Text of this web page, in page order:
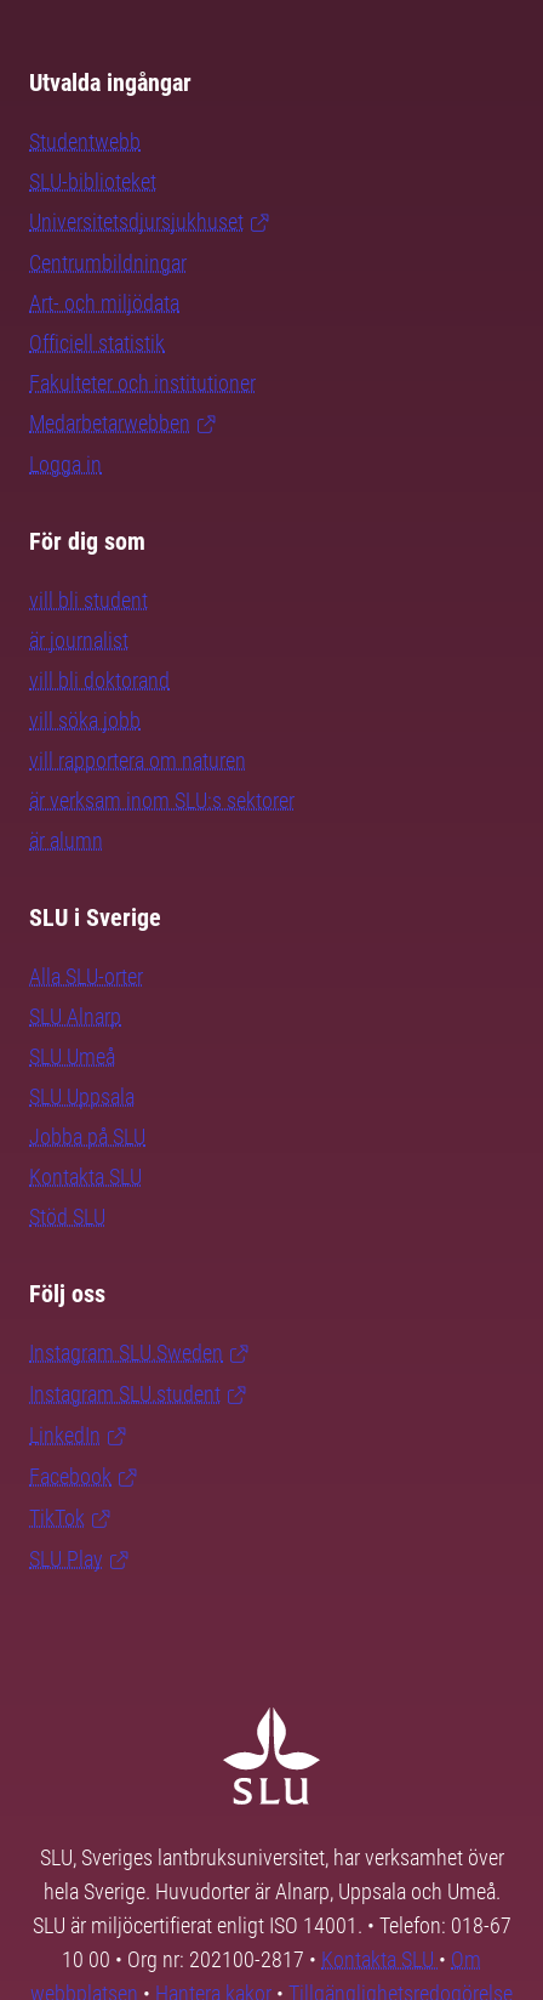
Utvalda ingångar
Studentwebb
SLU-biblioteket
Universitetsdjursjukhuset
Centrumbildningar
Art- och miljödata
Officiell statistik
Fakulteter och institutioner
Medarbetarwebben
Logga in
För dig som
vill bli student
är journalist
vill bli doktorand
vill söka jobb
vill rapportera om naturen
är verksam inom SLU:s sektorer
är alumn
SLU i Sverige
Alla SLU-orter
SLU Alnarp
SLU Umeå
SLU Uppsala
Jobba på SLU
Kontakta SLU
Stöd SLU
Följ oss
Instagram SLU.Sweden
Instagram SLU.student
LinkedIn
Facebook
TikTok
SLU Play
SLU, Sveriges lantbruksuniversitet, har verksamhet över
hela Sverige. Huvudorter är Alnarp, Uppsala och Umeå.
SLU är miljöcertifierat enligt ISO 14001. • Telefon: 018-67
10 00 • Org nr: 202100-2817 • Kontakta SLU • Om
webbplatsen • Hantera kakor • Tillgänglighetsredogörelse